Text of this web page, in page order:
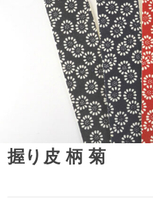
握り皮 柄 菊